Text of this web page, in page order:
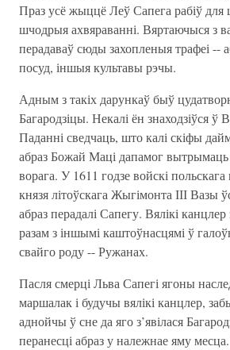
Праз усё жыццё Леў Сапега рабіў для
шчодрыя ахвяраванні. Вяртаючыся з
перадаваў сюды захопленыя трафеі --
посуд, іншыя культавы рэчы.
Адным з такіх дарункаў быў
Багародзіцы. Некалі ён знаходзіўся ў
Паданні сведчаць, што калі скіфы
абраз Божай Маці дапамог вытрымаць
ворага. У 1611 годзе войскі польскага
князя літоўскага Жыгімонта ІІІ Вазы
абраз перадалі Сапегу. Вялікі
разам з іншымі каштоўнасцямі ў
свайго роду -- Ружанах.
Пасля смерці Льва Сапегі ягоны
маршалак і будучы вялікі канцлер,
аднойчы ў сне да яго з’явілася
перанесці абраз у належнае яму